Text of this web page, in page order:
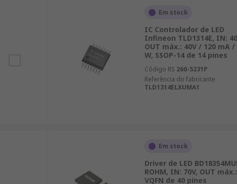
Em stock
IC Controlador de LED
Infineon TLD1314E, IN:
OUT máx.: 40V / 120 mA /
W, SSOP-14 de 14 pines
Código RS 260-5231P
Referência do fabricante
TLD1314ELXUMA1
Em stock
Driver de LED
ROHM, IN: 70V, OUT
VQFN de 40 pines